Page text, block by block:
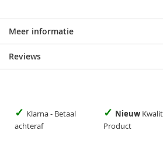
Meer informatie
Reviews
✓ Klarna - Betaal
achteraf
✓ Nieuw
Product